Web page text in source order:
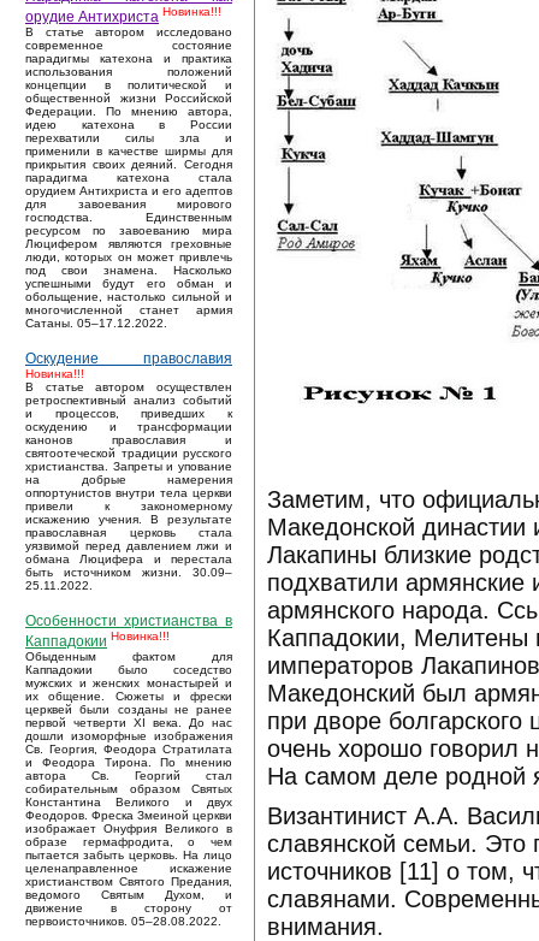
орудие Антихриста Новинка!!!
В статье автором исследовано
современное состояние
парадигмы катехона и практика
использования положений
концепции в политической и
общественной жизни Российской
Федерации. По мнению автора,
идею катехона в России
перехватили силы зла и
применили в качестве ширмы для
прикрытия своих деяний. Сегодня
парадигма катехона стала
орудием Антихриста и его адептов
для завоевания мирового
господства. Единственным
ресурсом по завоеванию мира
Люцифером являются греховные
люди, которых он может привлечь
под свои знамена. Насколько
успешными будут его обман и
обольщение, настолько сильной и
многочисленной станет армия
Сатаны. 05–17.12.2022.
Оскудение православия
Новинка!!!
В статье автором осуществлен
ретроспективный анализ событий
и процессов, приведших к
оскудению и трансформации
канонов православия и
святоотеческой традиции русского
христианства. Запреты и упование
на добрые намерения
оппортунистов внутри тела церкви
привели к закономерному
искажению учения. В результате
православная церковь стала
уязвимой перед давлением лжи и
обмана Люцифера и перестала
быть источником жизни. 30.09–
25.11.2022.
Особенности христианства в
Каппадокии Новинка!!!
Обыденным фактом для
Каппадокии было соседство
мужских и женских монастырей и
их общение. Сюжеты и фрески
церквей были созданы не ранее
первой четверти XI века. До нас
дошли изоморфные изображения
Св. Георгия, Феодора Стратилата
и Феодора Тирона. По мнению
автора Св. Георгий стал
собирательным образом Святых
Константина Великого и двух
Феодоров. Фреска Змеиной церкви
изображает Онуфрия Великого в
образе гермафродита, о чем
пытается забыть церковь. На лицо
целенаправленное искажение
христианством Святого Предания,
ведомого Святым Духом, и
движение в сторону от
первоисточников. 05–28.08.2022.
Заметим, что
Македонской династии
Лакапины близкие
подхватили армянские
армянского народа.
Каппадокии, Мелитены
императоров
Македонский был
при дворе
очень хорошо говорил
На самом деле родной
Византинист А.А.
славянской семьи. Это
источников [11] о том,
славянами.
внимания.